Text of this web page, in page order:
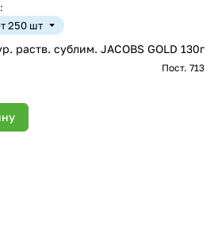
250 шт
раств. сублим. JACOBS GOLD 130г
Пост. 713